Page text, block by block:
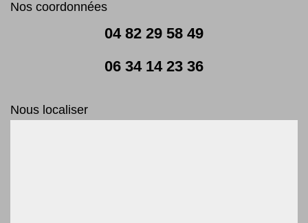
Nos coordonnées
04 82 29 58 49
06 34 14 23 36
Nous localiser